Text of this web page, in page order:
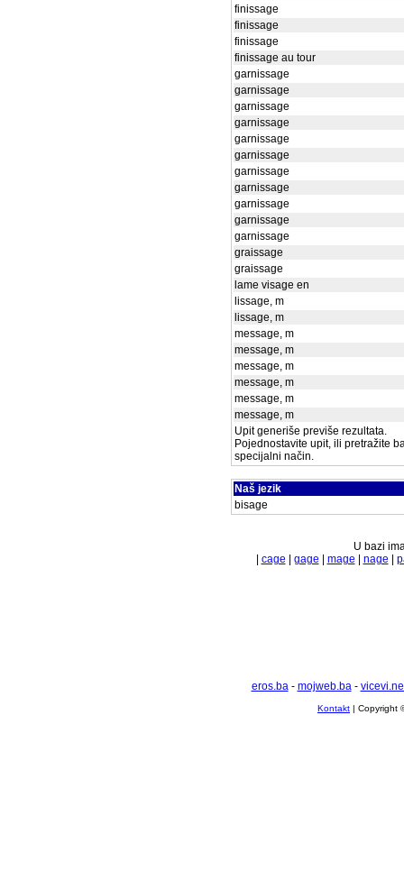
finissage
finissage
finissage
finissage au tour
garnissage
garnissage
garnissage
garnissage
garnissage
garnissage
garnissage
garnissage
garnissage
garnissage
garnissage
graissage
graissage
lame visage en
lissage, m
lissage, m
message, m
message, m
message, m
message, m
message, m
message, m
Upit generiše previše rezultata.
Pojednostavite upit, ili pretražite
specijalni način.
Naš jezik
bisage
U bazi
cage gage mage nage
eros.ba- mojweb.ba-
Kontakt | Copyright